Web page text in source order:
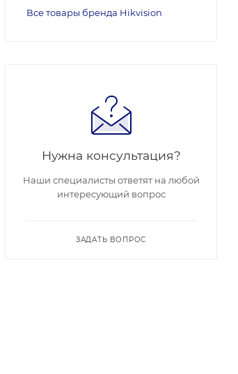
Все товары бренда Hikvision
Нужна консультация?
Наши специалисты ответят на любой
интересующий вопрос
ЗАДАТЬ ВОПРОС